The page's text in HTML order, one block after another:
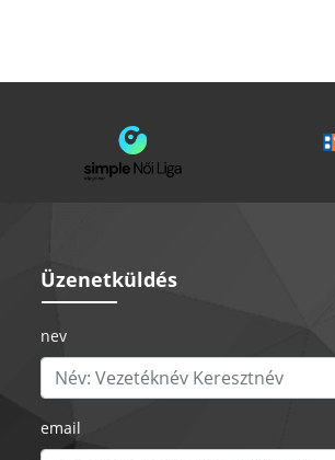
Üzenetküldés
nev
email